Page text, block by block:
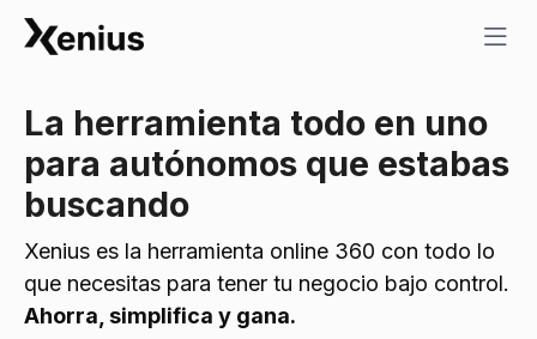
La herramienta todo en uno
para autónomos que estabas
buscando
Xenius es la herramienta online 360 con todo lo
que necesitas para tener tu negocio bajo control.
Ahorra, simplifica y gana.